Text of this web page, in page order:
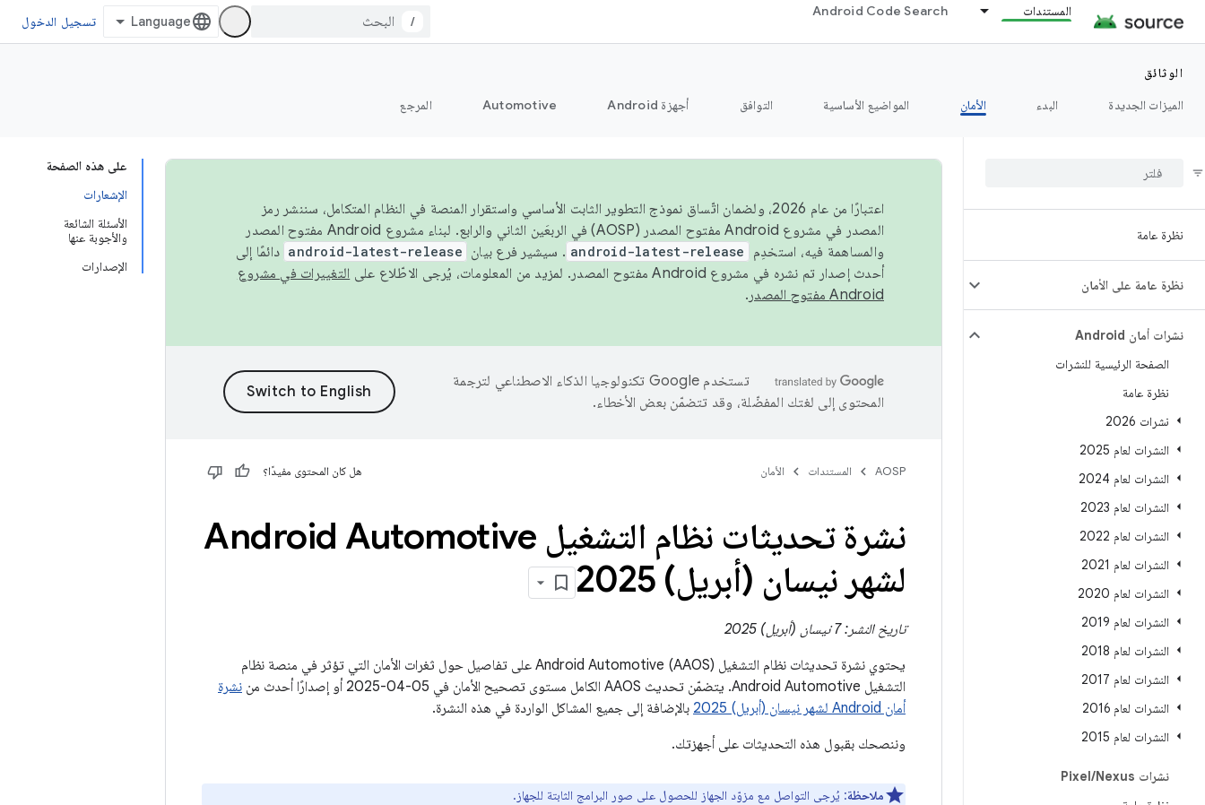
المستندات Android Code Search
/ تسجيل الدخول
الوثائق
الميزات الجديدة
البدء الأمان المواضيع الأساسية التوافق أجهزة Android Automotive المرجع
نظرة عامة
نظرة عامة على الأمان
نشرات أمان Android
الصفحة الرئيسية للنشرات
نظرة عامة
نشرات 2026
النشرات لعام 2025
النشرات لعام 2024
النشرات لعام 2023
النشرات لعام 2022
النشرات لعام 2021
النشرات لعام 2020
النشرات لعام 2019
النشرات لعام 2018
النشرات لعام 2017
النشرات لعام 2016
النشرات لعام 2015
نشرات Pixel /Nexus
على هذه الصفحة
الإشعارات
الأسئلة الشائعة
والأجوبة عنها
الإصدارات
اعتبارًا من عام 2026، ولضمان اتّساق نموذج التطوير الثابت الأساسي واستقرار المنصة في النظام المتكامل، سننشر رمز
المصدر في مشروع Android مفتوح المصدر (AOSP) في الربعَين الثاني والرابع. لبناء مشروع Android مفتوح المصدر
والمساهمة فيه، استخدِم
android-latest-release . سيشير فرع بيان android-latest-release دائمًا إلى
أحدث إصدار تم نشره في مشروع Android مفتوح المصدر. لمزيد من المعلومات، يُرجى الاطّلاع على
التغييرات في مشروع
Android مفتوح المصدر
.
تستخدم Google تكنولوجيا الذكاء الاصطناعي لترجمة
المحتوى إلى لغتك المفضّلة، وقد تتضمّن بعض الأخطاء.
AOSP المستندات الأمان هل كان المحتوى مفيدًا؟
نشرة تحديثات نظام التشغيل Android Automotive
لشهر نيسان (أبريل) 2025
تاريخ النشر: 7 نيسان (أبريل) 2025
يحتوي نشرة تحديثات نظام التشغيل Android Automotive (AAOS) على تفاصيل حول ثغرات الأمان التي تؤثر في منصة نظام
التشغيل Android Automotive. يتضمّن تحديث AAOS الكامل مستوى تصحيح الأمان في 05‏-04‏-2025 أو إصدارًا أحدث من
نشرة
أمان Android لشهر نيسان (أبريل) 2025
بالإضافة إلى جميع المشاكل الواردة في هذه النشرة.
وننصحك بقبول هذه التحديثات على أجهزتك.
ملاحظة: يُرجى التواصل مع مزوّد الجهاز للحصول على صور البرامج الثابتة للجهاز.